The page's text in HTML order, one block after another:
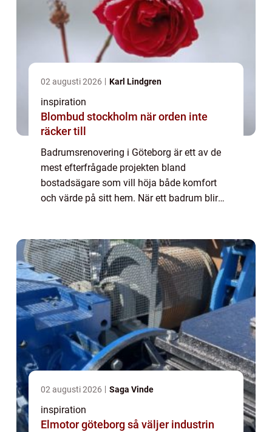
02 augusti 2026 Karl Lindgren
inspiration
Blombud stockholm när orden inte
räcker till
Badrumsrenovering i Göteborg är ett av de
mest efterfrågade projekten bland
bostadsägare som vill höja både komfort
och värde på sitt hem. När ett badrum blir
02 augusti 2026 Saga Vinde
inspiration
Elmotor göteborg så väljer industrin